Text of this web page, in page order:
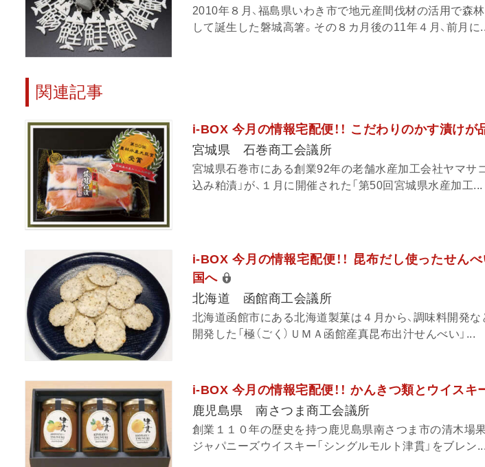
2010年８月、福島県いわき市で地元産間伐材の活用で森
して誕生した磐城高箸。その８カ月後の11年４月、前月に
関連記事
i-BOX 今月の情報宅配便！！ こだわりのかす漬け
宮城県 石巻商工会議所
宮城県石巻市にある創業92年の老舗水産加工会社ヤマサ
込み粕漬」が、１月に開催された「第50回宮城県水産加工...
i-BOX 今月の情報宅配便！！ 昆布だし使ったせん
国へ
北海道 函館商工会議所
北海道函館市にある北海道製菓は４月から、調味料開発
開発した「極（ごく）ＵＭＡ函館産真昆布出汁せんべい」...
i-BOX 今月の情報宅配便！！ かんきつ類とウイス
鹿児島県 南さつま商工会議所
創業１１０年の歴史を持つ鹿児島県南さつま市の清木場
ジャパニーズウイスキー「シングルモルト津貫」をブレン...